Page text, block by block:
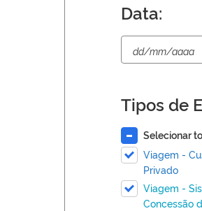
Data:
Tipos de
Selecionar
Viagem -
Privado
Viagem -
Concessão